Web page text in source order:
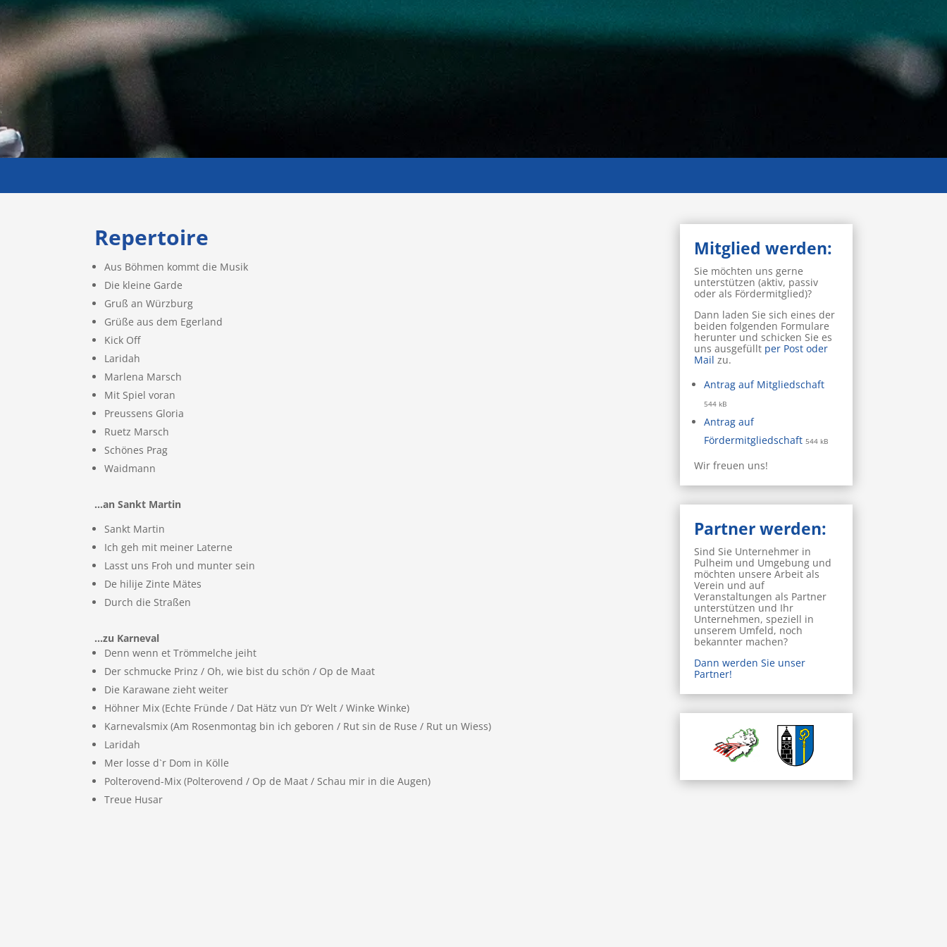
Repertoire
Aus Böhmen kommt die Musik
Die kleine Garde
Gruß an Würzburg
Grüße aus dem Egerland
Kick Off
Laridah
Marlena Marsch
Mit Spiel voran
Preussens Gloria
Ruetz Marsch
Schönes Prag
Waidmann
…an Sankt Martin
Sankt Martin
Ich geh mit meiner Laterne
Lasst uns Froh und munter sein
De hilije Zinte Mätes
Durch die Straßen
…zu Karneval
Denn wenn et Trömmelche jeiht
Der schmucke Prinz / Oh, wie bist du schön / Op de Maat
Die Karawane zieht weiter
Höhner Mix (Echte Fründe / Dat Hätz vun D’r Welt / Winke Winke)
Karnevalsmix (Am Rosenmontag bin ich geboren / Rut sin de Ruse / Rut un Wiess)
Laridah
Mer losse d`r Dom in Kölle
Polterovend-Mix (Polterovend / Op de Maat / Schau mir in die Augen)
Treue Husar
Mitglied werden:
Sie möchten uns gerne
unterstützen (aktiv, passiv
oder als Fördermitglied)?
Dann laden Sie sich eines der
beiden folgenden Formulare
herunter und schicken Sie es
uns ausgefüllt per Post oder
Mail zu.
Antrag auf Mitgliedschaft
544 kB
Antrag auf
Fördermitgliedschaft 544 kB
Wir freuen uns!
Partner werden:
Sind Sie Unternehmer in
Pulheim und Umgebung und
möchten unsere Arbeit als
Verein und auf
Veranstaltungen als Partner
unterstützen und Ihr
Unternehmen, speziell in
unserem Umfeld, noch
bekannter machen?
Dann werden Sie unser
Partner!